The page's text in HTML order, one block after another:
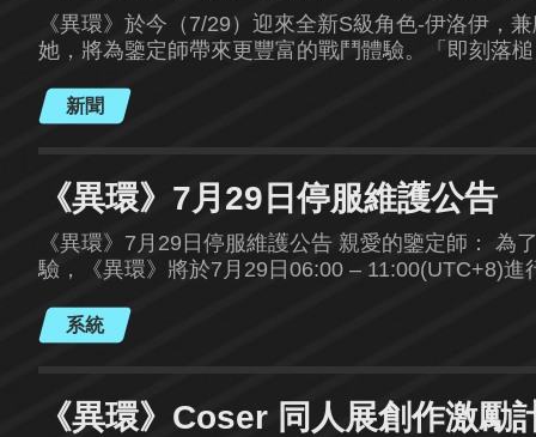
《異環》於今（7/29）迎來全新S級角色-伊洛伊，
她，將為鑒定師帶來更豐富的戰鬥體驗。「即刻落
新聞
《異環》7月29日停服維護公告
《異環》7月29日停服維護公告 親愛的鑒定師： 為
驗，《異環》將於7月29日06:00 – 11:00(UTC+8)進
期間您將暫時無法登入遊戲。維護完成後，請重新
位鑒定師帶來的不便，我們深感歉意！ ※「破曉前
裝扮獎勵。
系統
《異環》Coser 同人展創作激勵